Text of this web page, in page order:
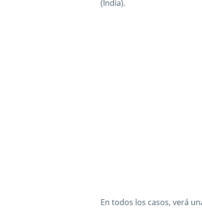
(India).
En todos los casos, verá